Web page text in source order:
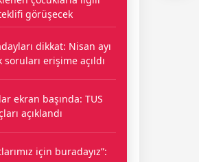
görüşecek
dikkat: Nisan ayı
soruları erişime açıldı
ekran başında: TUS
açıklandı
için buradayız”: